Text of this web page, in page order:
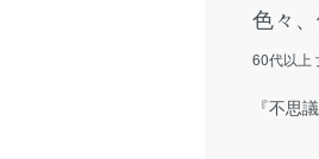
色々
60代以上
『不思